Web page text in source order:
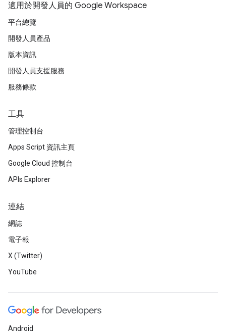
適用於開發人員的 Google Workspace
平台總覽
開發人員產品
版本資訊
開發人員支援服務
服務條款
工具
管理控制台
Apps Script 資訊主頁
Google Cloud 控制台
APIs Explorer
連結
網誌
電子報
X (Twitter)
YouTube
Android